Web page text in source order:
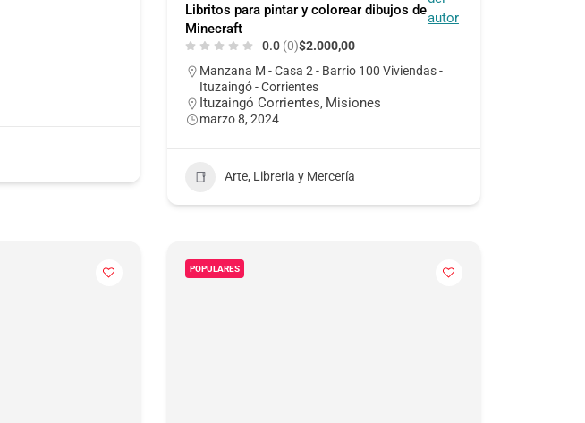
Libritos para pintar y colorear dibujos de
Minecraft
0.0 (0)$2.000,00
Manzana M - Casa 2 - Barrio 100 Viviendas -
Ituzaingó - Corrientes
Ituzaingó Corrientes, Misiones
marzo 8, 2024
Arte, Libreria y Mercería
POPULARES